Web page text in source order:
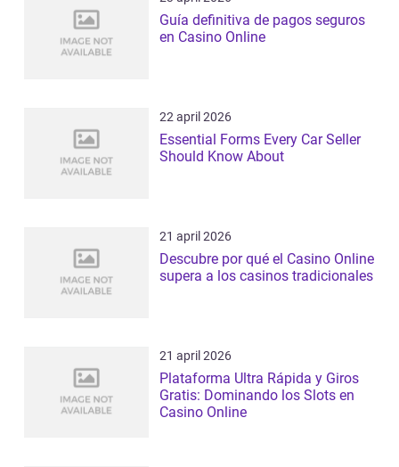
Guía definitiva de pagos seguros
en Casino Online
22 april 2026
Essential Forms Every Car Seller
Should Know About
21 april 2026
Descubre por qué el Casino Online
supera a los casinos tradicionales
21 april 2026
Plataforma Ultra Rápida y Giros
Gratis: Dominando los Slots en
Casino Online